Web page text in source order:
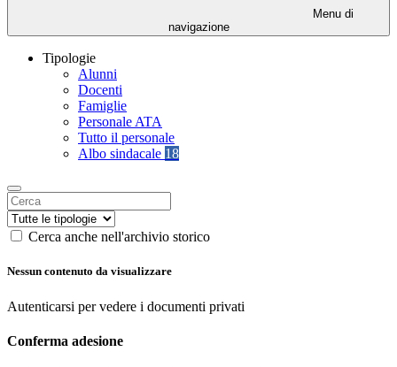
Menu di
navigazione
Tipologie
Alunni
Docenti
Famiglie
Personale ATA
Tutto il personale
Albo sindacale 18
Cerca anche nell'archivio storico
Nessun contenuto da visualizzare
Autenticarsi per vedere i documenti privati
Conferma adesione